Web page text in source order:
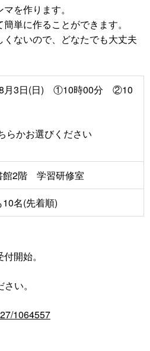
を作ります。
単に作ることができます。
ないので、どなたでも大丈夫
8月3日(日) ①10時00分 ②10
かお選びください
館2階 学習研修室
名(先着順)
開始。
い。
1064557